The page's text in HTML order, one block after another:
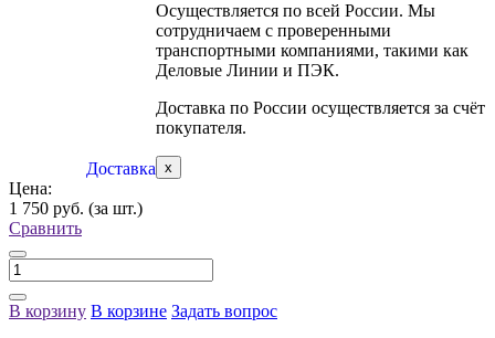
Доставка
Осуществляется по всей России. Мы
сотрудничаем с проверенными
транспортными компаниями, такими как
Деловые Линии и ПЭК.
Доставка по России осуществляется за счёт
покупателя.
x
Цена:
1 750 руб. (за шт.)
Сравнить
В корзину В корзине Задать вопрос